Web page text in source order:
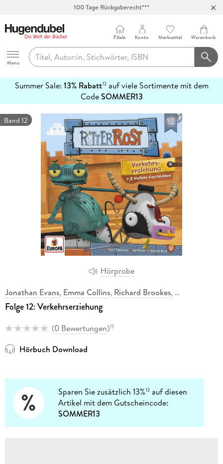
Hugendubel
Menu
Filiale Konto Merkzettel Warenkorb
Summer Sale: 13% Rabatt12auf viele Sortimente mit dem
CodeSOMMER13
erfahren
Hörprobe
Band 12
Jonathan Evans, Emma Collins, Richard Brookes,
Folge 12: Verkehrserziehung
(0 Bewertungen)15
Hörbuch Download
Sparen Sie zusätzlich 13%12 auf diesen
Artikel mit dem Gutscheincode:
SOMMER13